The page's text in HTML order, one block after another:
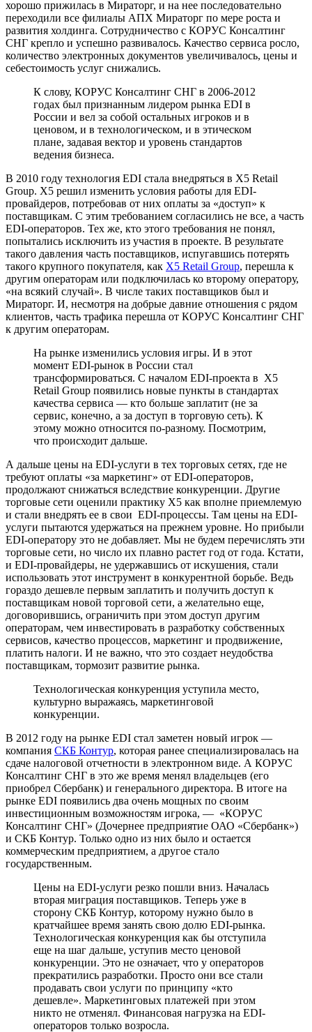
хорошо прижилась в Мираторг, и на нее последовательно
переходили все филиалы АПХ Мираторг по мере роста и
развития холдинга. Сотрудничество с КОРУС Консалтинг
СНГ крепло и успешно развивалось. Качество сервиса росло,
количество электронных документов увеличивалось, цены и
себестоимость услуг снижались.
К слову, КОРУС Консалтинг СНГ в 2006-2012
годах был признанным лидером рынка EDI в
России и вел за собой остальных игроков и в
ценовом, и в технологическом, и в этическом
плане, задавая вектор и уровень стандартов
ведения бизнеса.
В 2010 году технология EDI стала внедряться в X5 Retail
Group. X5 решил изменить условия работы для EDI-
провайдеров, потребовав от них оплаты за «доступ» к
поставщикам. С этим требованием согласились не все, а часть
EDI-операторов. Тех же, кто этого требования не понял,
попытались исключить из участия в проекте. В результате
такого давления часть поставщиков, испугавшись потерять
такого крупного покупателя, как X5 Retail Group, перешла к
другим операторам или подключилась ко второму оператору,
«на всякий случай». В числе таких поставщиков был и
Мираторг. И, несмотря на добрые давние отношения с рядом
клиентов, часть трафика перешла от КОРУС Консалтинг СНГ
к другим операторам.
На рынке изменились условия игры. И в этот
момент EDI-рынок в России стал
трансформироваться. С началом EDI-проекта в X5
Retail Group появились новые пункты в стандартах
качества сервиса — кто больше заплатит (не за
сервис, конечно, а за доступ в торговую сеть). К
этому можно относится по-разному. Посмотрим,
что происходит дальше.
А дальше цены на EDI-услуги в тех торговых сетях, где не
требуют оплаты «за маркетинг» от EDI-операторов,
продолжают снижаться вследствие конкуренции. Другие
торговые сети оценили практику X5 как вполне приемлемую
и стали внедрять ее в свои EDI-процессы. Там цены на EDI-
услуги пытаются удержаться на прежнем уровне. Но прибыли
EDI-оператору это не добавляет. Мы не будем перечислять эти
торговые сети, но число их плавно растет год от года. Кстати,
и EDI-провайдеры, не удержавшись от искушения, стали
использовать этот инструмент в конкурентной борьбе. Ведь
гораздо дешевле первым заплатить и получить доступ к
поставщикам новой торговой сети, а желательно еще,
договорившись, ограничить при этом доступ другим
операторам, чем инвестировать в разработку собственных
сервисов, качество процессов, маркетинг и продвижение,
платить налоги. И не важно, что это создает неудобства
поставщикам, тормозит развитие рынка.
Технологическая конкуренция уступила место,
культурно выражаясь, маркетинговой
конкуренции.
В 2012 году на рынке EDI стал заметен новый игрок —
компания СКБ Контур, которая ранее специализировалась на
сдаче налоговой отчетности в электронном виде. А КОРУС
Консалтинг СНГ в это же время менял владельцев (его
приобрел Сбербанк) и генерального директора. В итоге на
рынке EDI появились два очень мощных по своим
инвестиционным возможностям игрока, — «КОРУС
Консалтинг СНГ» (Дочернее предприятие ОАО «Сбербанк»)
и СКБ Контур. Только одно из них было и остается
коммерческим предприятием, а другое стало
государственным.
Цены на EDI-услуги резко пошли вниз. Началась
вторая миграция поставщиков. Теперь уже в
сторону СКБ Контур, которому нужно было в
кратчайшее время занять свою долю EDI-рынка.
Технологическая конкуренция как бы отступила
еще на шаг дальше, уступив место ценовой
конкуренции. Это не означает, что у операторов
прекратились разработки. Просто они все стали
продавать свои услуги по принципу «кто
дешевле». Маркетинговых платежей при этом
никто не отменял. Финансовая нагрузка на EDI-
операторов только возросла.